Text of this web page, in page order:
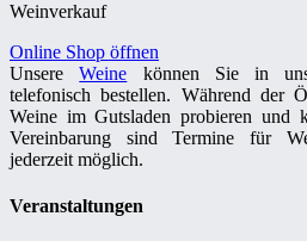
Weinverkauf
Online Shop öffnen
UnsereWeine können Sie in
telefonisch bestellen. Während der
Weine im Gutsladen probieren und
Vereinbarung sind Termine für
jederzeit möglich.
Veranstaltungen